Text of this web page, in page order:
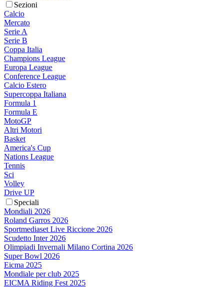
Sezioni
Calcio
Mercato
Serie A
Serie B
Coppa Italia
Champions League
Europa League
Conference League
Calcio Estero
Supercoppa Italiana
Formula 1
Formula E
MotoGP
Altri Motori
Basket
America's Cup
Nations League
Tennis
Sci
Volley
Drive UP
Speciali
Mondiali 2026
Roland Garros 2026
Sportmediaset Live Riccione 2026
Scudetto Inter 2026
Olimpiadi Invernali Milano Cortina 2026
Super Bowl 2026
Eicma 2025
Mondiale per club 2025
EICMA Riding Fest 2025